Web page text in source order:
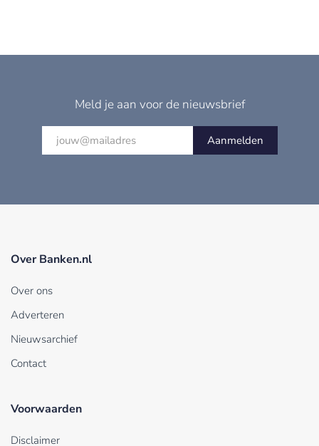
Meld je aan voor de nieuwsbrief
Aanmelden
Over Banken.nl
Over ons
Adverteren
Nieuwsarchief
Contact
Voorwaarden
Disclaimer